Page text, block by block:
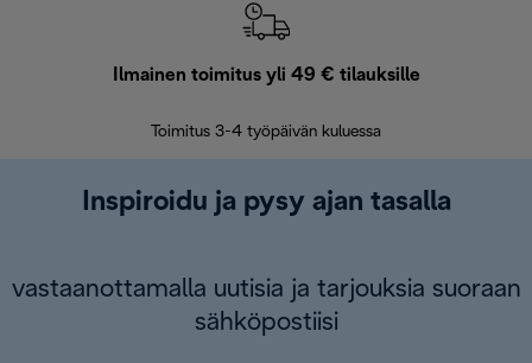
Ilmainen toimitus yli 49 € tilauksille
Toimitus 3-4 työpäivän kuluessa
Inspiroidu ja pysy ajan tasalla
vastaanottamalla uutisia ja tarjouksia suoraan
sähköpostiisi